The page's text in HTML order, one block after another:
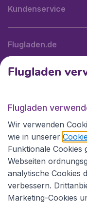
Kundenservice
Flugladen.de
Internationale
Folgen Sie uns:
Flugladen
Flugladen
Wir verwenden
wie in unserer
Funktionale Cookies
Webseiten
analytische Cookies
verbessern.
Marketing-Cookies